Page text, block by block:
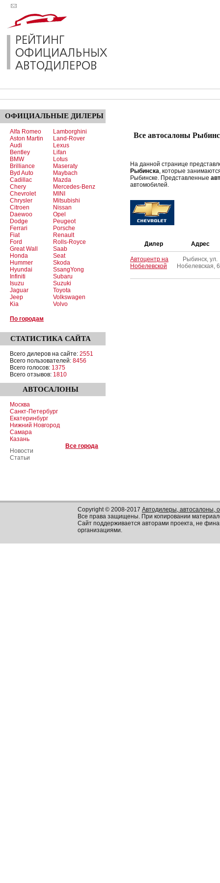
ОФИЦИАЛЬНЫЕ ДИЛЕРЫ
Alfa Romeo
Aston Martin
Audi
Bentley
BMW
Brilliance
Byd Auto
Cadillac
Chery
Chevrolet
Chrysler
Citroen
Daewoo
Dodge
Ferrari
Fiat
Ford
Great Wall
Honda
Hummer
Hyundai
Infiniti
Isuzu
Jaguar
Jeep
Kia
Lamborghini
Land-Rover
Lexus
Lifan
Lotus
Maseraty
Maybach
Mazda
Mercedes-Benz
MINI
Mitsubishi
Nissan
Opel
Peugeot
Porsche
Renault
Rolls-Royce
Saab
Seat
Skoda
SsangYong
Subaru
Suzuki
Toyota
Volkswagen
Volvo
По городам
СТАТИСТИКА САЙТА
Всего дилеров на сайте: 2551
Всего пользователей: 8456
Всего голосов: 1375
Всего отзывов: 1810
АВТОСАЛОНЫ
Москва
Санкт-Петербург
Екатеринбург
Нижний Новгород
Самара
Казань
Все города
Новости
Статьи
Все автосалоны
На данной странице
Рыбинска, которые
Рыбинске. Представленные
автомобилей.
Дилер Адрес
Автоцентр на
Нобелевской
Рыбинск, ул.
Нобелевская,
Copyright © 2008-2017 Автодилеры, автосалоны,
Все права защищены. При копировании
Сайт поддерживается авторами проекта, не
организациями.